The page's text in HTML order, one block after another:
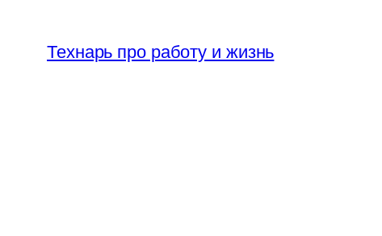
содержимому
Технарь про работу и жизнь